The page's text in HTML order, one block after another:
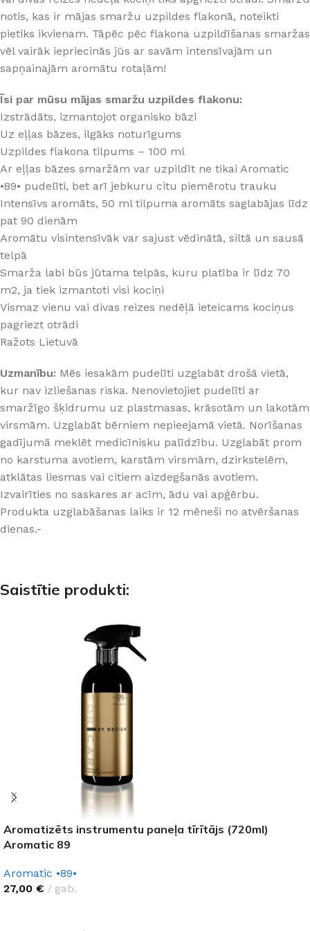
notis, kas ir mājas smaržu uzpildes flakonā, noteikti
pietiks ikvienam. Tāpēc pēc flakona uzpildīšanas smaržas
vēl vairāk iepriecinās jūs ar savām intensīvajām un
sapņainajām aromātu rotaļām!
Īsi par mūsu mājas smaržu uzpildes flakonu:
Izstrādāts, izmantojot organisko bāzi
Uz eļļas bāzes, ilgāks noturīgums
Uzpildes flakona tilpums – 100 ml
Ar eļļas bāzes smaržām var uzpildīt ne tikai Aromatic
•89• pudelīti, bet arī jebkuru citu piemērotu trauku
Intensīvs aromāts, 50 ml tilpuma aromāts saglabājas līdz
pat 90 dienām
Aromātu visintensīvāk var sajust vēdinātā, siltā un sausā
telpā
Smarža labi būs jūtama telpās, kuru platība ir līdz 70
m2, ja tiek izmantoti visi kociņi
Vismaz vienu vai divas reizes nedēļā ieteicams kociņus
pagriezt otrādi
Ražots Lietuvā
Uzmanību: Mēs iesakām pudelīti uzglabāt drošā vietā,
kur nav izliešanas riska. Nenovietojiet pudelīti ar
smaržīgo šķidrumu uz plastmasas, krāsotām un lakotām
virsmām. Uzglabāt bērniem nepieejamā vietā. Norīšanas
gadījumā meklēt medicīnisku palīdzību. Uzglabāt prom
no karstuma avotiem, karstām virsmām, dzirkstelēm,
atklātas liesmas vai citiem aizdegšanās avotiem.
Izvairīties no saskares ar acīm, ādu vai apģērbu.
Produkta uzglabāšanas laiks ir 12 mēneši no atvēršanas
dienas.-
Saistītie produkti:
Aromatizēts instrumentu paneļa tīrītājs (720ml)
Aromatic 89
Aromatic •89•
27,00 € gab.